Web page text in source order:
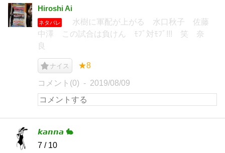
Hiroshi Ai
ネタバレ
水樹に軍配が上がる 水口秋子 佐藤
中澤 この試合は負けん ﾓﾌﾞ対ﾓﾌﾞ!!! 笑 奈
良
ナイス ★8
コメント(0) 2019/08/09
𝙠𝙖𝙣𝙣𝙖 🐇
7 / 10